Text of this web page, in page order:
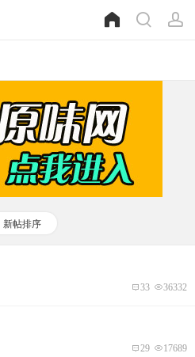
新帖排序
36332
33
17689
29